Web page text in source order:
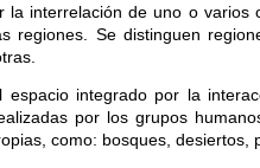
la interrelación de uno o
regiones. Se distinguen
espacio integrado por la
por los grupos
como: bosques, desiertos,